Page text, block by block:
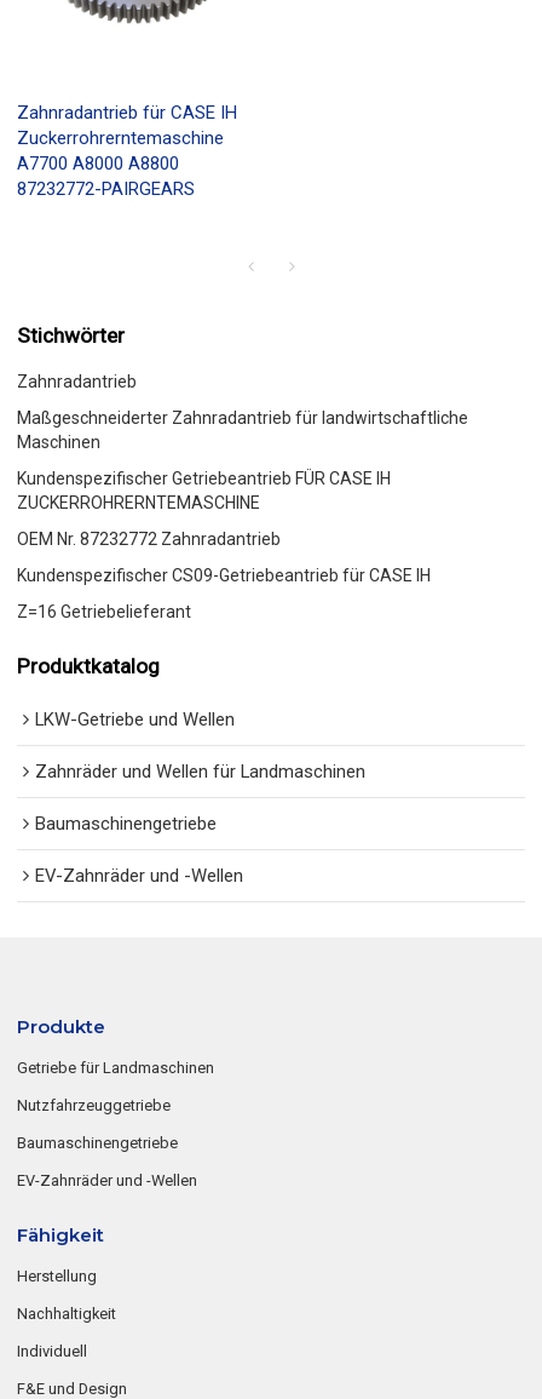
Zahnradantrieb für CASE IH
Zuckerrohrerntemaschine
A7700 A8000 A8800
87232772-PAIRGEARS
Stichwörter
Zahnradantrieb
Maßgeschneiderter Zahnradantrieb für landwirtschaftliche
Maschinen
Kundenspezifischer Getriebeantrieb FÜR CASE IH
ZUCKERROHRERNTEMASCHINE
OEM Nr. 87232772 Zahnradantrieb
Kundenspezifischer CS09-Getriebeantrieb für CASE IH
Z=16 Getriebelieferant
Produktkatalog
LKW-Getriebe und Wellen
Zahnräder und Wellen für Landmaschinen
Baumaschinengetriebe
EV-Zahnräder und -Wellen
Produkte
Getriebe für Landmaschinen
Nutzfahrzeuggetriebe
Baumaschinengetriebe
EV-Zahnräder und -Wellen
Fähigkeit
Herstellung
Nachhaltigkeit
Individuell
F&E und Design